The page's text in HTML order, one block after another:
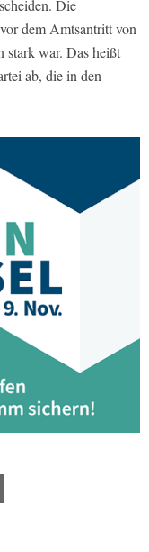
Die
dem Amtsantritt von
war. Das heißt
ab, die in den